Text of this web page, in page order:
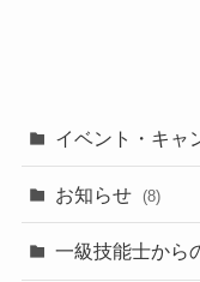
イベント・キャ
お知らせ (8)
一級技能士から